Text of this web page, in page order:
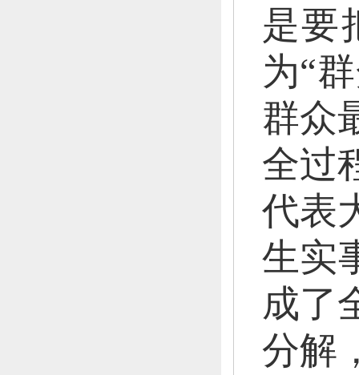
是要
为“
群众
全过
代表
生实
成了
分解